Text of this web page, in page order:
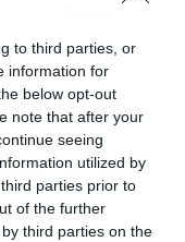
to third parties, or
information for
below opt-out
note that after your
seeing
utilized by
parties prior to
of the further
third parties on the
ΜΟΔΑ